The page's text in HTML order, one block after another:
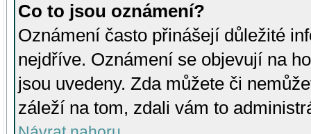
Co to jsou oznámení?
Oznámení často přinášejí důležité
nejdříve. Oznámení se objevují na
jsou uvedeny. Zda můžete či
záleží na tom, zdali vám to